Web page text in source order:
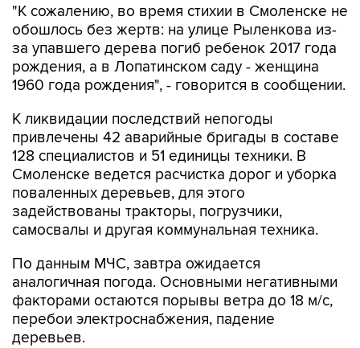
"К сожалению, во время стихии в Смоленске не
обошлось без жертв: на улице Рыленкова из-
за упавшего дерева погиб ребенок 2017 года
рождения, а в Лопатинском саду - женщина
1960 года рождения", - говорится в сообщении.
К ликвидации последствий непогоды
привлечены 42 аварийные бригады в составе
128 специалистов и 51 единицы техники. В
Смоленске ведется расчистка дорог и уборка
поваленных деревьев, для этого
задействованы тракторы, погрузчики,
самосвалы и другая коммунальная техника.
По данным МЧС, завтра ожидается
аналогичная погода. Основными негативными
факторами остаются порывы ветра до 18 м/с,
перебои электроснабжения, падение
деревьев.